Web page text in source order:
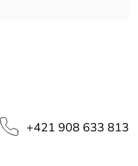
‭+421 908 633 813‬